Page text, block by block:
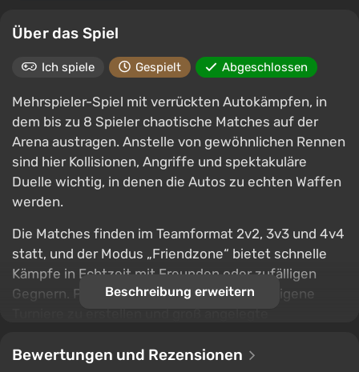
Über das Spiel
Ich spiele Gespielt Abgeschlossen
Mehrspieler-Spiel mit verrückten Autokämpfen, in
dem bis zu 8 Spieler chaotische Matches auf der
Arena austragen. Anstelle von gewöhnlichen Rennen
sind hier Kollisionen, Angriffe und spektakuläre
Duelle wichtig, in denen die Autos zu echten Waffen
werden.
Die Matches finden im Teamformat 2v2, 3v3 und 4v4
statt, und der Modus „Friendzone“ bietet schnelle
Kämpfe in Echtzeit mit Freunden oder zufälligen
Gegnern. Private Räume ermöglichen es, eigene
Helle Arenen, verrückte Physik und
Beschreibung erweitern
Bewertungen und Rezensionen